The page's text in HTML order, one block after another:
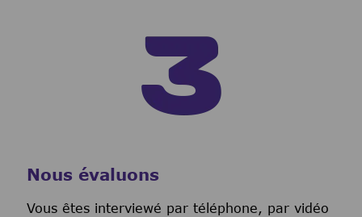
Nous évaluons
Vous êtes interviewé par téléphone, par vidéo